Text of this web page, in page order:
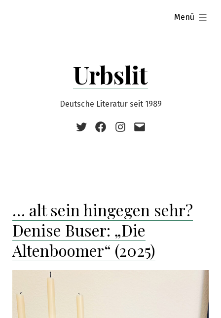
Urbslit
Deutsche Literatur seit 1989
Menü
aufgeklappt
TwitterFacebookInstagram
E-
… alt sein hingegen sehr?
Denise Buser: „Die
Altenboomer“ (2025)